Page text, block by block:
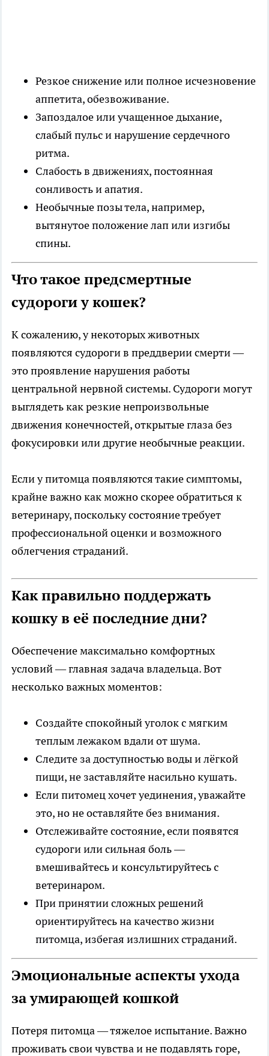
Резкое снижение или полное исчезновение
аппетита, обезвоживание.
Запоздалое или учащенное дыхание,
слабый пульс и нарушение сердечного
ритма.
Слабость в движениях, постоянная
сонливость и апатия.
Необычные позы тела, например,
вытянутое положение лап или изгибы
спины.
Что такое предсмертные
судороги у кошек?
К сожалению, у некоторых животных
появляются судороги в преддверии смерти —
это проявление нарушения работы
центральной нервной системы. Судороги могут
выглядеть как резкие непроизвольные
движения конечностей, открытые глаза без
фокусировки или другие необычные реакции.
Если у питомца появляются такие симптомы,
крайне важно как можно скорее обратиться к
ветеринару, поскольку состояние требует
профессиональной оценки и возможного
облегчения страданий.
Как правильно поддержать
кошку в её последние дни?
Обеспечение максимально комфортных
условий — главная задача владельца. Вот
несколько важных моментов:
Создайте спокойный уголок с мягким
теплым лежаком вдали от шума.
Следите за доступностью воды и лёгкой
пищи, не заставляйте насильно кушать.
Если питомец хочет уединения, уважайте
это, но не оставляйте без внимания.
Отслеживайте состояние, если появятся
судороги или сильная боль —
вмешивайтесь и консультируйтесь с
ветеринаром.
При принятии сложных решений
ориентируйтесь на качество жизни
питомца, избегая излишних страданий.
Эмоциональные аспекты ухода
за умирающей кошкой
Потеря питомца — тяжелое испытание. Важно
проживать свои чувства и не подавлять горе,